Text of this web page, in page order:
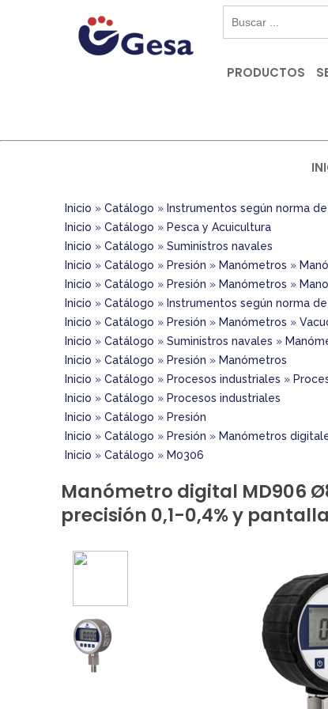
PRODUCTOS
Inicio » Catálogo » Instrumentos según norma
Inicio » Catálogo » Pesca y Acuicultura
Inicio » Catálogo » Suministros navales
Inicio » Catálogo » Presión » Manómetros »
Inicio » Catálogo » Presión » Manómetros »
Inicio » Catálogo » Instrumentos según norma
Inicio » Catálogo » Presión » Manómetros »
Inicio » Catálogo » Suministros navales »
Inicio » Catálogo » Presión » Manómetros
Inicio » Catálogo » Procesos industriales »
Inicio » Catálogo » Procesos industriales
Inicio » Catálogo » Presión
Inicio » Catálogo » Presión » Manómetros
Inicio » Catálogo » M0306
Manómetro digital MD906
precisión 0,1-0,4% y